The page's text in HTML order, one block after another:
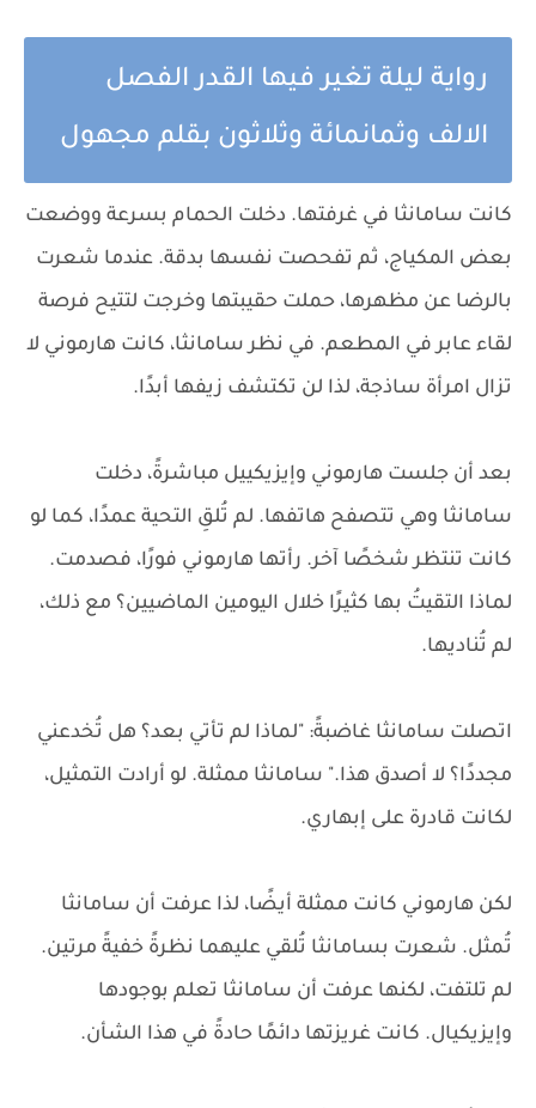
رواية ليلة تغير فيها القدر الفصل
الالف وثمانمائة وثلاثون بقلم مجهول
كانت سامانثا في غرفتها. دخلت الحمام بسرعة ووضعت
بعض المكياج، ثم تفحصت نفسها بدقة. عندما شعرت
بالرضا عن مظهرها، حملت حقيبتها وخرجت لتتيح فرصة
لقاء عابر في المطعم. في نظر سامانثا، كانت هارموني لا
تزال امرأة ساذجة، لذا لن تكتشف زيفها أبدًا.
بعد أن جلست هارموني وإيزيكييل مباشرةً، دخلت
سامانثا وهي تتصفح هاتفها. لم تُلقِ التحية عمدًا، كما لو
كانت تنتظر شخصًا آخر. رأتها هارموني فورًا، فصدمت.
لماذا التقيتُ بها كثيرًا خلال اليومين الماضيين؟ مع ذلك،
لم تُناديها.
اتصلت سامانثا غاضبةً: "لماذا لم تأتي بعد؟ هل تُخدعني
مجددًا؟ لا أصدق هذا." سامانثا ممثلة. لو أرادت التمثيل،
لكانت قادرة على إبهاري.
لكن هارموني كانت ممثلة أيضًا، لذا عرفت أن سامانثا
تُمثل. شعرت بسامانثا تُلقي عليهما نظرةً خفيةً مرتين.
لم تلتفت، لكنها عرفت أن سامانثا تعلم بوجودها
وإيزيكيال. كانت غريزتها دائمًا حادةً في هذا الشأن.